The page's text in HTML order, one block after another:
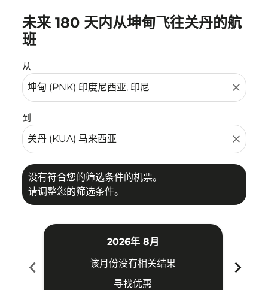
未来 180 天内从坤甸飞往关丹的航
班
从
close
到
close
没有符合您的筛选条件的机票。
请调整您的筛选条件。
没有符合您的筛选条件的机票。请调整您的筛选条件。
chevron_left
2026年 8月
该月份没有相关结果
寻找优惠
chevron_right